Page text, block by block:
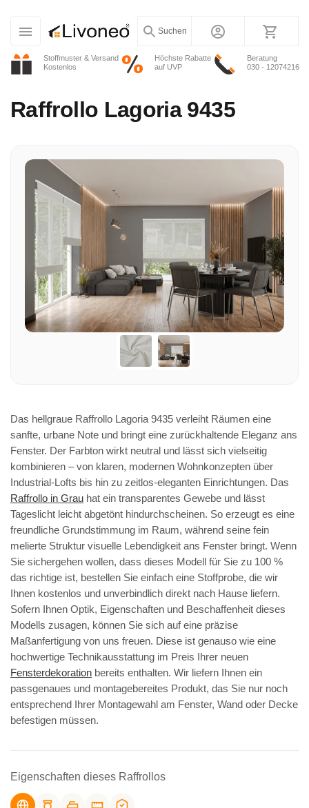
Stoffmuster & Versand
Kostenlos
Höchste Rabatte
auf UVP
Beratung
030 - 12074216
Suchen
Raffrollo Lagoria 9435
Das hellgraue Raffrollo Lagoria 9435 verleiht Räumen eine
sanfte, urbane Note und bringt eine zurückhaltende Eleganz ans
Fenster. Der Farbton wirkt neutral und lässt sich vielseitig
kombinieren – von klaren, modernen Wohnkonzepten über
Industrial-Lofts bis hin zu zeitlos-eleganten Einrichtungen. Das
Raffrollo in Grau hat ein transparentes Gewebe und lässt
Tageslicht leicht abgetönt hindurchscheinen. So erzeugt es eine
freundliche Grundstimmung im Raum, während seine fein
melierte Struktur visuelle Lebendigkeit ans Fenster bringt. Wenn
Sie sichergehen wollen, dass dieses Modell für Sie zu 100 %
das richtige ist, bestellen Sie einfach eine Stoffprobe, die wir
Ihnen kostenlos und unverbindlich direkt nach Hause liefern.
Sofern Ihnen Optik, Eigenschaften und Beschaffenheit dieses
Modells zusagen, können Sie sich auf eine präzise
Maßanfertigung von uns freuen. Diese ist genauso wie eine
hochwertige Technikausstattung im Preis Ihrer neuen
Fensterdekoration bereits enthalten. Wir liefern Ihnen ein
passgenaues und montagebereites Produkt, das Sie nur noch
entsprechend Ihrer Montagewahl am Fenster, Wand oder Decke
befestigen müssen.
Eigenschaften dieses Raffrollos